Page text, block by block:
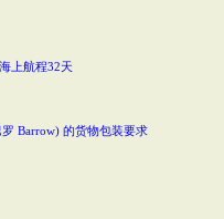
上航程32天
Barrow) 的货物包装要求